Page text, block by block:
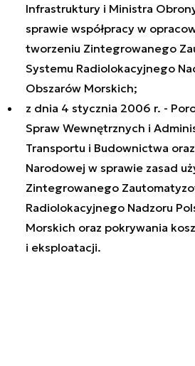
Infrastruktury i Ministra
sprawie współpracy w
tworzeniu Zintegrowanego
Systemu Radiolokacyjnego
Obszarów Morskich;
z dnia 4 stycznia 2006 r. -
Spraw Wewnętrznych i
Transportu i Budownictwa
Narodowej w sprawie zasad
Zintegrowanego
Radiolokacyjnego Nadzoru
Morskich oraz pokrywania
i eksploatacji.